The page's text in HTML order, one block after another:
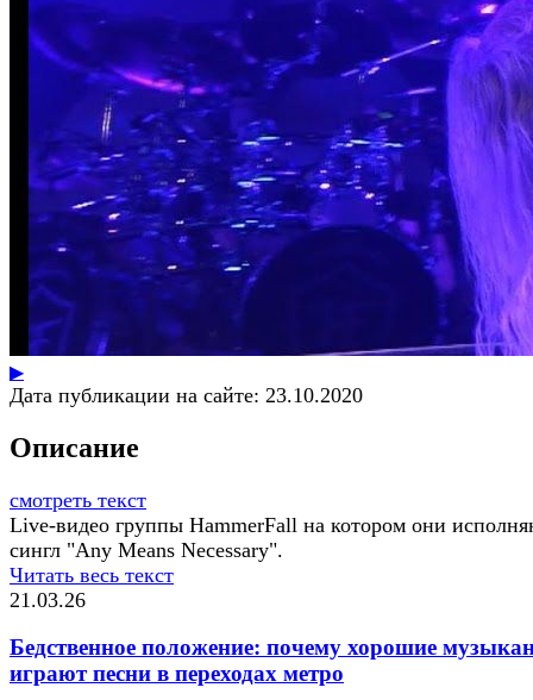
▶
Дата публикации на сайте: 23.10.2020
Описание
смотреть текст
Live-видео группы HammerFall на котором они
сингл "Any Means Necessary".
Читать весь текст
21.03.26
Бедственное положение: почему хорошие
играют песни в переходах метро